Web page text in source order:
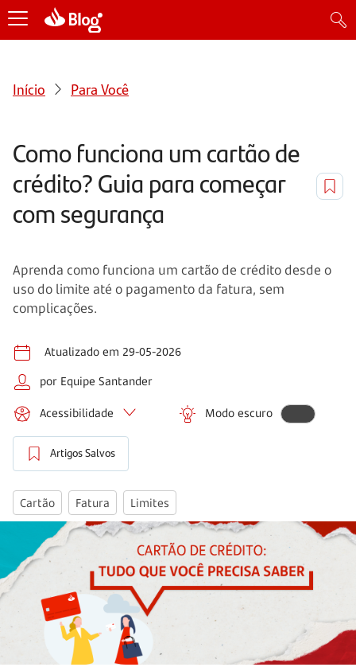
Início Para Você
Como funciona um cartão de
crédito? Guia para começar
com segurança
Aprenda como funciona um cartão de crédito desde o
uso do limite até o pagamento da fatura, sem
complicações.
Atualizado em 29-05-2026
por Equipe Santander
Acessibilidade Modo escuro
Artigos Salvos
Cartão Fatura Limites